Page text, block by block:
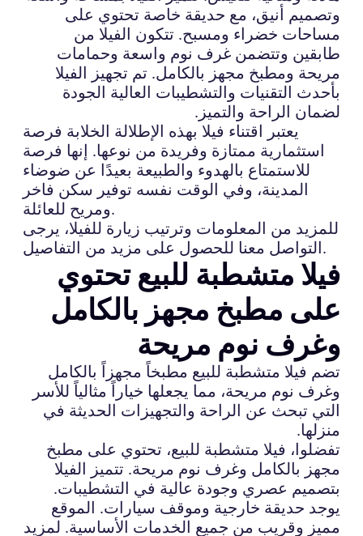
وتصميم أنيق، مع حديقة خاصة تحتوي على
مساحات خضراء ومسبح. تتكون الفيلا من
طابقين وتتضمن غرف نوم واسعة وحمامات
مريحة ومطبخ مجهز بالكامل. تم تجهيز الفيلا
بأحدث التقنيات والتشطيبات العالية الجودة
لضمان الراحة والتميز.
يعتبر اقتناء فيلا بهذه الإطلالة الخلابة فرصة
استثمارية ممتازة وفريدة من نوعها. إنها فرصة
للاستمتاع بالهدوء والطبيعة بعيدًا عن ضوضاء
المدينة، وفي الوقت نفسه توفير سكن فاخر
ومريح للعائلة.
للمزيد من المعلومات وترتيب زيارة للفيلا، يرجى
التواصل معنا للحصول على مزيد من التفاصيل.
فيلا متشطبة للبيع تحتوي
على مطبخ مجهز بالكامل
وغرف نوم مريحة
تضم فيلا متشطبة للبيع مطبخاً مجهزاً بالكامل
وغرف نوم مريحة، مما يجعلها خياراً مثالياً للأسر
التي تبحث عن الراحة والتجهيزات الحديثة في
منزلها.
تفضلوا، فيلا متشطبة للبيع، تحتوي على مطبخ
مجهز بالكامل وغرف نوم مريحة. تتميز الفيلا
بتصميم عصري وجودة عالية في التشطيبات.
يوجد حديقة خارجية وموقف سيارات. الموقع
مميز وقريب من جميع الخدمات الأساسية. لمزيد